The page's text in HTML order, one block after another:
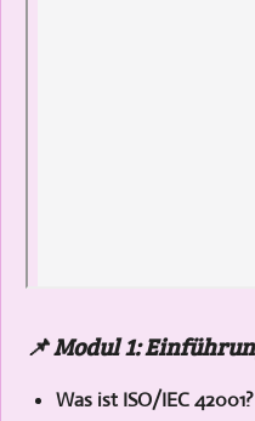
📌 Modul 1:
Was ist ISO/IEC 42001?